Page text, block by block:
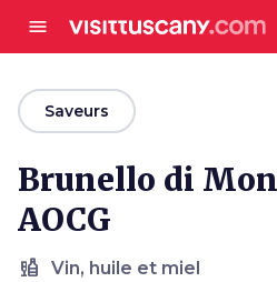
menu
arrow_backSaveurs
Brunello di
AOCG
liquor Vin, huile et miel